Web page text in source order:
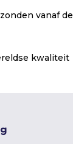
vanaf
kwaliteit